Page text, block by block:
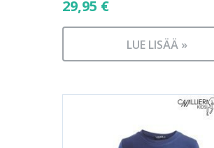
29,95 €
LUE LISÄÄ »